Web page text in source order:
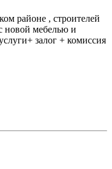
районе , строителей
новой мебелью и
залог + комиссия